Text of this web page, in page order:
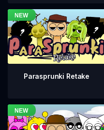
Parasprunki Retake